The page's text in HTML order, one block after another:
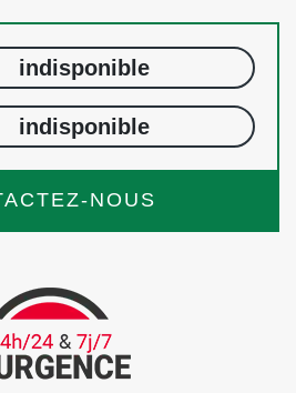
indisponible
indisponible
NOUS